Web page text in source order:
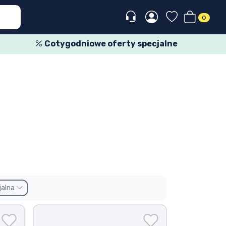
0
Cotygodniowe oferty specjalne